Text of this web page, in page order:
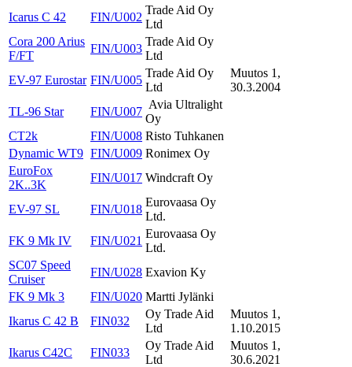
Icarus C 42
FIN/U002
Trade Aid Oy
Ltd
Cora 200 Arius
F/FT
FIN/U003
Trade Aid Oy
Ltd
EV-97 Eurostar FIN/U005
Trade Aid Oy
Ltd
Muutos 1,
30.3.2004
TL-96 Star
FIN/U007
Avia Ultralight
Oy
CT2k
FIN/U008 Risto Tuhkanen
Dynamic WT9 FIN/U009 Ronimex Oy
EuroFox
2K..3K
FIN/U017 Windcraft Oy
EV-97 SL FIN/U018
Eurovaasa Oy
Ltd.
FK 9 Mk IV
FIN/U021
Eurovaasa Oy
Ltd.
SC07 Speed
Cruiser
FIN/U028 Exavion Ky
FK 9 Mk 3
FIN/U020 Martti Jylänki
Ikarus C 42 B
FIN032
Oy Trade Aid
Ltd
Muutos 1,
1.10.2015
Ikarus C42C
FIN033
Oy Trade Aid
Ltd
Muutos 1,
30.6.2021